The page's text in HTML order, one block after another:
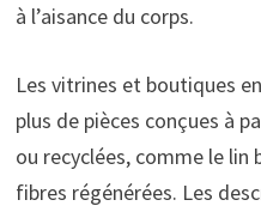
à l’aisance du corps.
Les vitrines et boutiques
plus de pièces conçues à
ou recyclées, comme le
fibres régénérées. Les